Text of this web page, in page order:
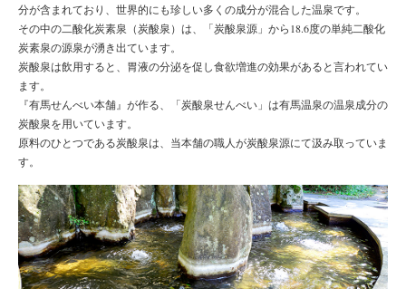
分が含まれており、世界的にも珍しい多くの成分が混合した温泉です。
その中の二酸化炭素泉（炭酸泉）は、「炭酸泉源」から18.6度の単純二酸化
炭素泉の源泉が湧き出ています。
炭酸泉は飲用すると、胃液の分泌を促し食欲増進の効果があると言われてい
ます。
『有馬せんべい本舗』が作る、「炭酸泉せんべい」は有馬温泉の温泉成分の
炭酸泉を用いています。
原料のひとつである炭酸泉は、当本舗の職人が炭酸泉源にて汲み取っていま
す。